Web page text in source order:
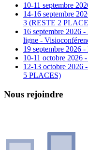
10-11 septembre
14-16 septembre
3 (RESTE 2
16 septembre 2026
ligne -
19 septembre 2026
10-11 octobre 2026
12-13 octobre 2026
5 PLACES)
Nous rejoindre